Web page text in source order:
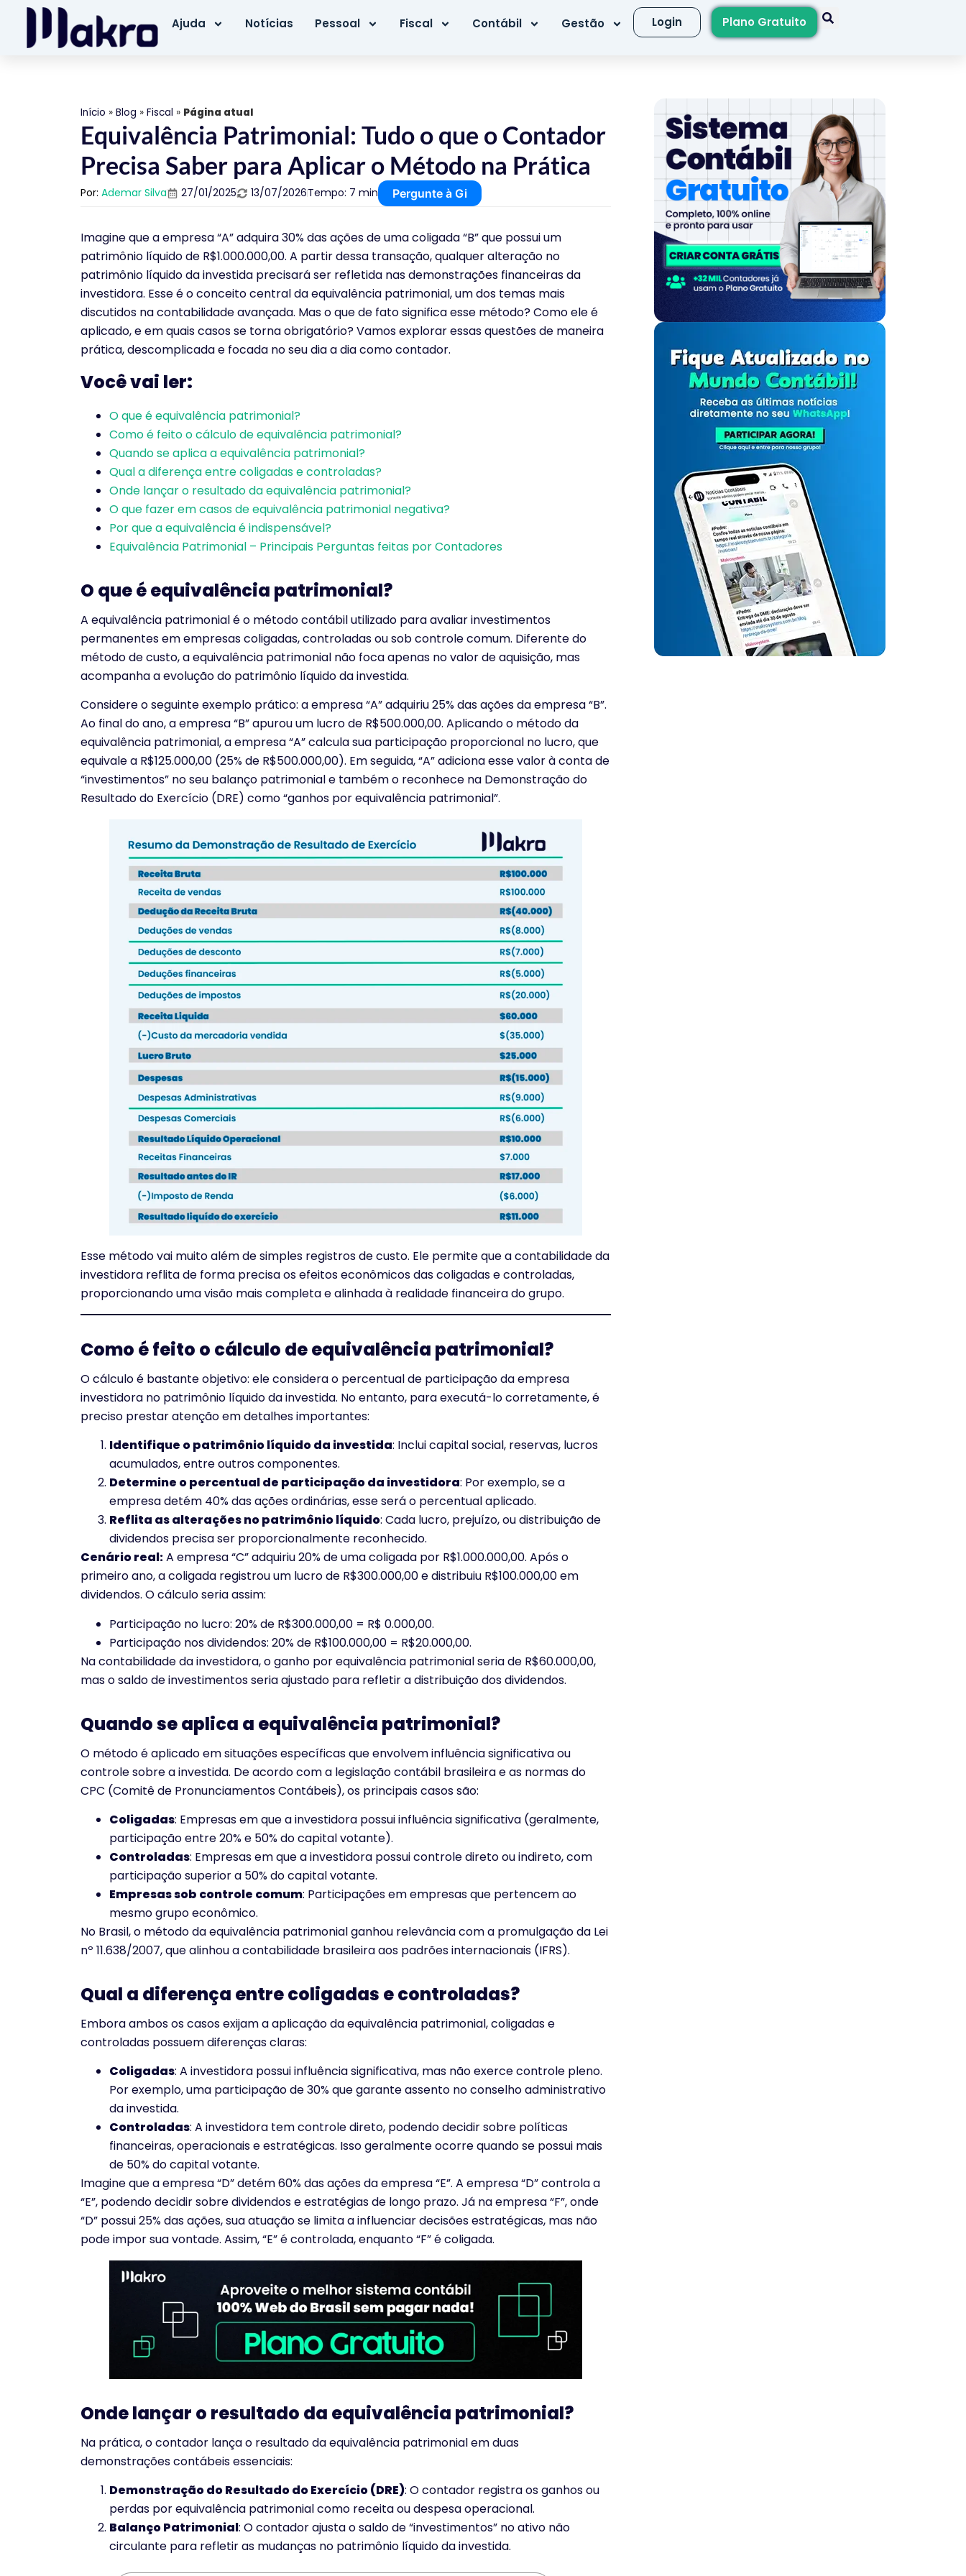
Ajuda Notícias Pessoal Fiscal Contábil Gestão Login Plano Gratuito
Início » Blog » Fiscal » Página atual
Equivalência Patrimonial: Tudo o que o Contador
Precisa Saber para Aplicar o Método na Prática
Por: Ademar Silva 27/01/2025 13/07/2026Tempo: 7 min Pergunte à Gi
Imagine que a empresa “A” adquira 30% das ações de uma coligada “B” que possui um
patrimônio líquido de R$1.000.000,00. A partir dessa transação, qualquer alteração no
patrimônio líquido da investida precisará ser refletida nas demonstrações financeiras da
investidora. Esse é o conceito central da equivalência patrimonial, um dos temas mais
discutidos na contabilidade avançada. Mas o que de fato significa esse método? Como ele é
aplicado, e em quais casos se torna obrigatório? Vamos explorar essas questões de maneira
prática, descomplicada e focada no seu dia a dia como contador.
Você vai ler:
O que é equivalência patrimonial?
Como é feito o cálculo de equivalência patrimonial?
Quando se aplica a equivalência patrimonial?
Qual a diferença entre coligadas e controladas?
Onde lançar o resultado da equivalência patrimonial?
O que fazer em casos de equivalência patrimonial negativa?
Por que a equivalência é indispensável?
Equivalência Patrimonial – Principais Perguntas feitas por Contadores
O que é equivalência patrimonial?
A equivalência patrimonial é o método contábil utilizado para avaliar investimentos
permanentes em empresas coligadas, controladas ou sob controle comum. Diferente do
método de custo, a equivalência patrimonial não foca apenas no valor de aquisição, mas
acompanha a evolução do patrimônio líquido da investida.
Considere o seguinte exemplo prático: a empresa “A” adquiriu 25% das ações da empresa “B”.
Ao final do ano, a empresa “B” apurou um lucro de R$500.000,00. Aplicando o método da
equivalência patrimonial, a empresa “A” calcula sua participação proporcional no lucro, que
equivale a R$125.000,00 (25% de R$500.000,00). Em seguida, “A” adiciona esse valor à conta de
“investimentos” no seu balanço patrimonial e também o reconhece na Demonstração do
Resultado do Exercício (DRE) como “ganhos por equivalência patrimonial”.
Esse método vai muito além de simples registros de custo. Ele permite que a contabilidade da
investidora reflita de forma precisa os efeitos econômicos das coligadas e controladas,
proporcionando uma visão mais completa e alinhada à realidade financeira do grupo.
Como é feito o cálculo de equivalência patrimonial?
O cálculo é bastante objetivo: ele considera o percentual de participação da empresa
investidora no patrimônio líquido da investida. No entanto, para executá-lo corretamente, é
preciso prestar atenção em detalhes importantes:
Identifique o patrimônio líquido da investida: Inclui capital social, reservas, lucros
acumulados, entre outros componentes.
Determine o percentual de participação da investidora: Por exemplo, se a
empresa detém 40% das ações ordinárias, esse será o percentual aplicado.
Reflita as alterações no patrimônio líquido: Cada lucro, prejuízo, ou distribuição de
dividendos precisa ser proporcionalmente reconhecido.
Cenário real:A empresa “C” adquiriu 20% de uma coligada por R$1.000.000,00. Após o
primeiro ano, a coligada registrou um lucro de R$300.000,00 e distribuiu R$100.000,00 em
dividendos. O cálculo seria assim:
Participação no lucro: 20% de R$300.000,00 = R$ 0.000,00.
Participação nos dividendos: 20% de R$100.000,00 = R$20.000,00.
Na contabilidade da investidora, o ganho por equivalência patrimonial seria de R$60.000,00,
mas o saldo de investimentos seria ajustado para refletir a distribuição dos dividendos.
Quando se aplica a equivalência patrimonial?
O método é aplicado em situações específicas que envolvem influência significativa ou
controle sobre a investida. De acordo com a legislação contábil brasileira e as normas do
CPC (Comitê de Pronunciamentos Contábeis), os principais casos são:
Coligadas: Empresas em que a investidora possui influência significativa (geralmente,
participação entre 20% e 50% do capital votante).
Controladas: Empresas em que a investidora possui controle direto ou indireto, com
participação superior a 50% do capital votante.
Empresas sob controle comum: Participações em empresas que pertencem ao
mesmo grupo econômico.
No Brasil, o método da equivalência patrimonial ganhou relevância com a promulgação da Lei
nº 11.638/2007, que alinhou a contabilidade brasileira aos padrões internacionais (IFRS).
Qual a diferença entre coligadas e controladas?
Embora ambos os casos exijam a aplicação da equivalência patrimonial, coligadas e
controladas possuem diferenças claras:
Coligadas: A investidora possui influência significativa, mas não exerce controle pleno.
Por exemplo, uma participação de 30% que garante assento no conselho administrativo
da investida.
Controladas: A investidora tem controle direto, podendo decidir sobre políticas
financeiras, operacionais e estratégicas. Isso geralmente ocorre quando se possui mais
de 50% do capital votante.
Imagine que a empresa “D” detém 60% das ações da empresa “E”. A empresa “D” controla a
“E”, podendo decidir sobre dividendos e estratégias de longo prazo. Já na empresa “F”, onde
“D” possui 25% das ações, sua atuação se limita a influenciar decisões estratégicas, mas não
pode impor sua vontade. Assim, “E” é controlada, enquanto “F” é coligada.
Onde lançar o resultado da equivalência patrimonial?
Na prática, o contador lança o resultado da equivalência patrimonial em duas
demonstrações contábeis essenciais:
Demonstração do Resultado do Exercício (DRE): O contador registra os ganhos ou
perdas por equivalência patrimonial como receita ou despesa operacional.
Balanço Patrimonial: O contador ajusta o saldo de “investimentos” no ativo não
circulante para refletir as mudanças no patrimônio líquido da investida.